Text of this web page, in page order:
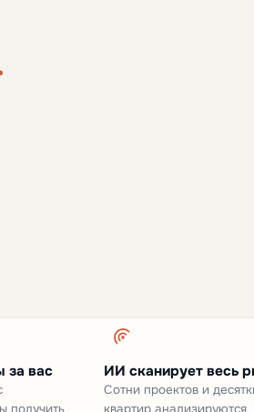
за вас ИИ сканирует весь
Сотни проектов и